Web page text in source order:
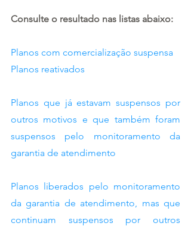
Consulte o resultado nas listas abaixo:
Planos com comercialização suspensa
Planos reativados
Planos que já estavam suspensos por
outros motivos e que também foram
suspensos pelo monitoramento da
garantia de atendimento
Planos liberados pelo monitoramento
da garantia de atendimento, mas que
continuam suspensos por outros